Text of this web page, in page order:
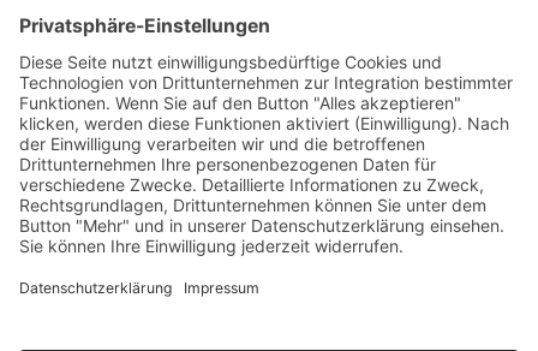
Kontakt
Mitglied werden!
Impressum
Datenschutz
Copyright 2023. All rights reserved.